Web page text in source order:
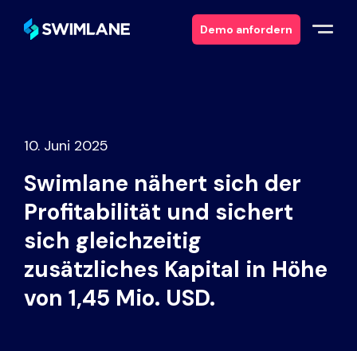
Demo anfordern
Lösungen
Produkte
Dienstleistungen
Ressourcen
10. Juni 2025
Swimlane nähert sich der
Profitabilität und sichert
sich gleichzeitig
zusätzliches Kapital in Höhe
von 1,45 Mio. USD.